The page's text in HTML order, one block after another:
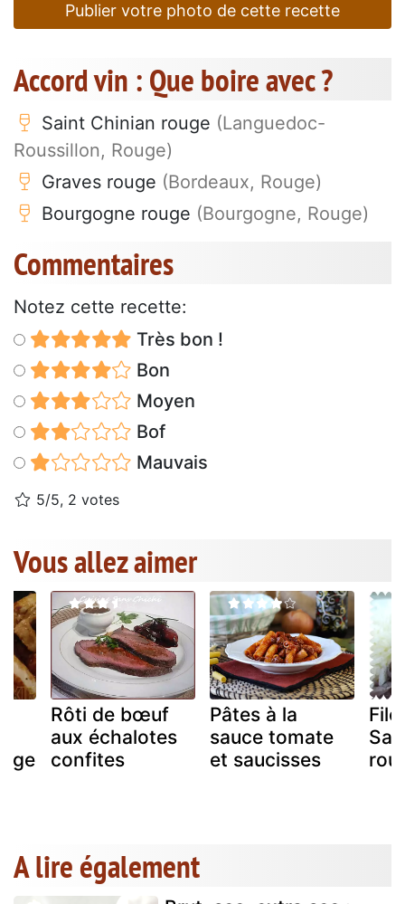
Publier votre photo de cette recette
Accord vin : Que boire avec ?
Saint Chinian rouge (Languedoc-
Roussillon, Rouge)
Graves rouge (Bordeaux, Rouge)
Bourgogne rouge (Bourgogne, Rouge)
Commentaires
Notez cette recette:
Très bon !
Bon
Moyen
Bof
Mauvais
5/5, 2 votes
Vous allez aimer
Rôti de bœuf
aux échalotes
confites
Pâtes à la
sauce tomate
et saucisses
A lire également